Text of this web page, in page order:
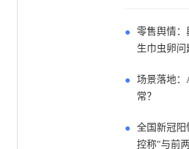
零售舆情：
生巾虫卵问
场景落地：
常？
全国新冠阳
控称“与前